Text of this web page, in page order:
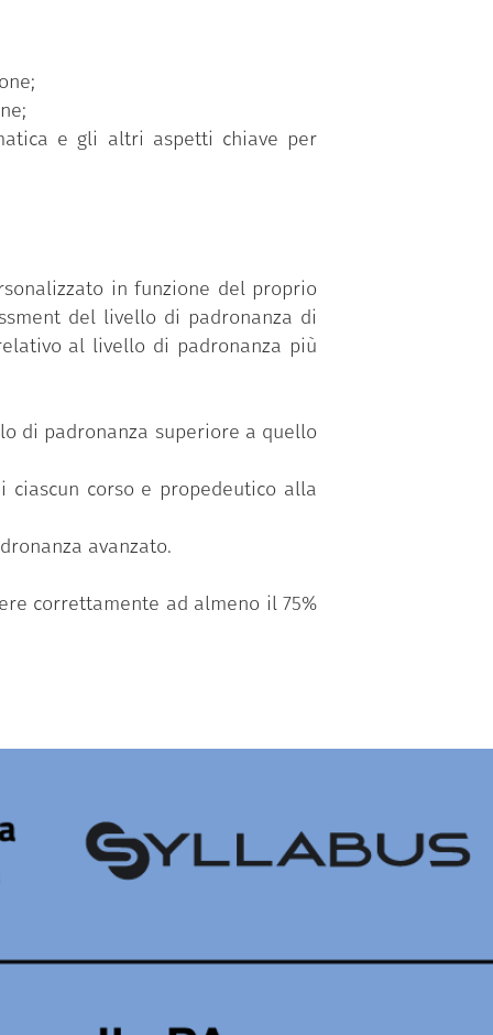
e gli altri aspetti chiave per
in funzione del proprio
del livello di padronanza di
al livello di padronanza più
di padronanza superiore a quello
ciascun corso e propedeutico alla
avanzato.
correttamente ad almeno il 75%